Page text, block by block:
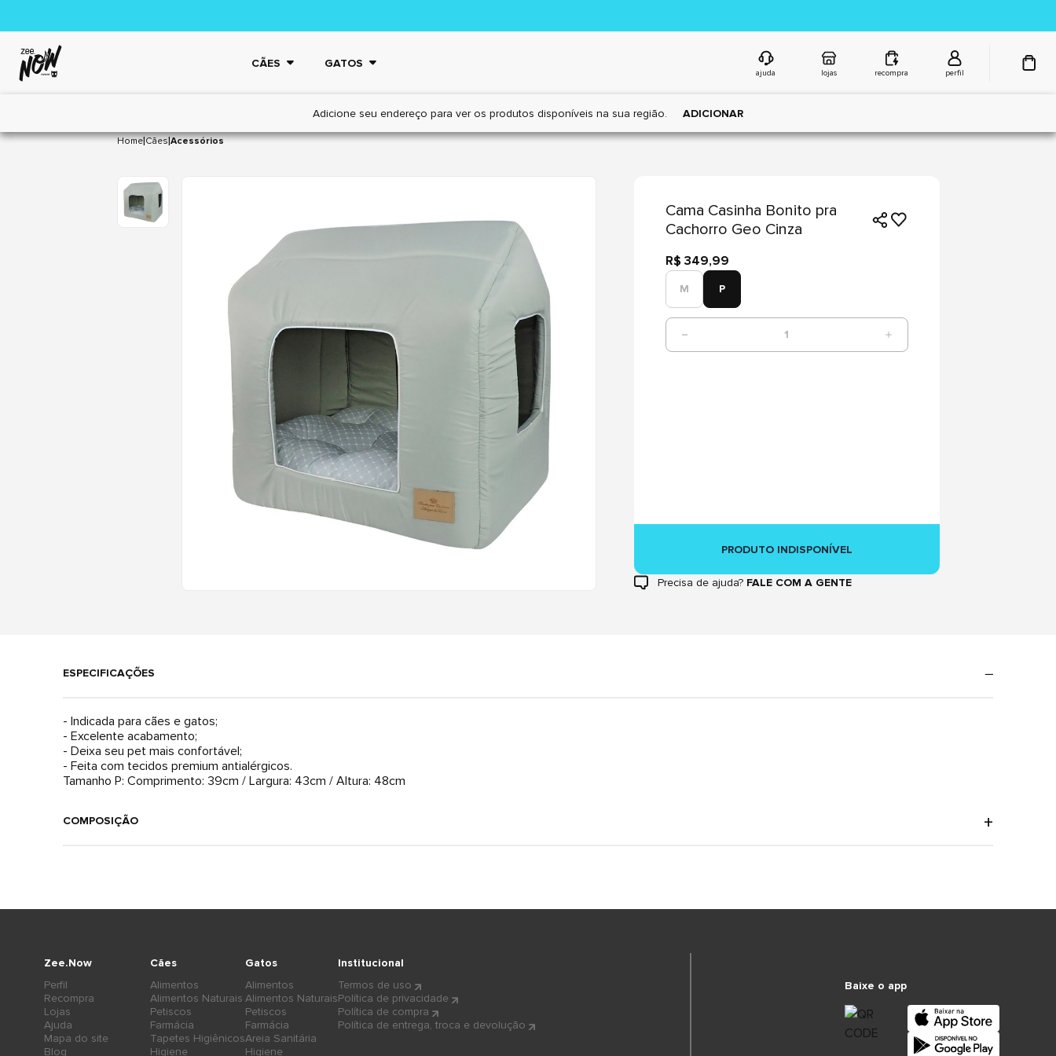
CÃES GATOS
ajuda lojas recompra perfil
Adicione seu endereço para ver os produtos disponíveis na sua região. ADICIONAR
Home|Cães|Acessórios
Cama Casinha Bonito pra
Cachorro Geo Cinza
R$ 349,99
M P
1
PRODUTO INDISPONÍVEL
Precisa de ajuda? FALE COM A GENTE
ESPECIFICAÇÕES
- Indicada para cães e gatos;
- Excelente acabamento;
- Deixa seu pet mais confortável;
- Feita com tecidos premium antialérgicos.
COMPOSIÇÃO
Cães
Alimentos
Alimentos Naturais
Petiscos
Farmácia
Tapetes Higiênicos
Higiene
Gatos
Alimentos
Alimentos Naturais
Petiscos
Farmácia
Areia Sanitária
Higiene
Zee.Now
Perfil
Recompra
Lojas
Ajuda
Mapa do site
Blog
Institucional
Termos de uso
Política de privacidade
Política de compra
Política de entrega, troca e devolução
Baixe o app